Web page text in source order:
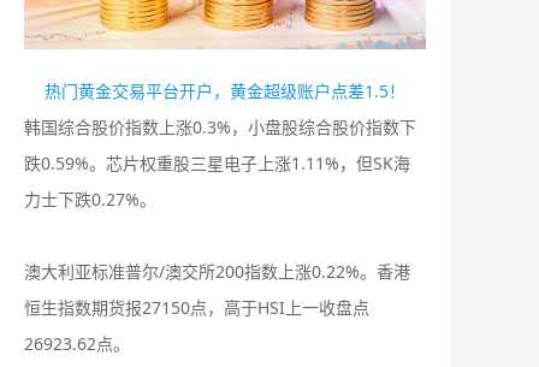
热门黄金交易平台开户，黄金超级账户点差1.5！
韩国综合股价指数上涨0.3%，小盘股综合股价指数下
跌0.59%。芯片权重股三星电子上涨1.11%，但SK海
力士下跌0.27%。
澳大利亚标准普尔/澳交所200指数上涨0.22%。香港
恒生指数期货报27150点，高于HSI上一收盘点
26923.62点。